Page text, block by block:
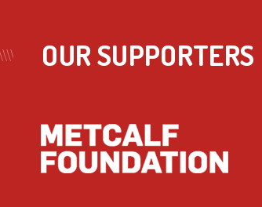
OUR SUPPORTERS